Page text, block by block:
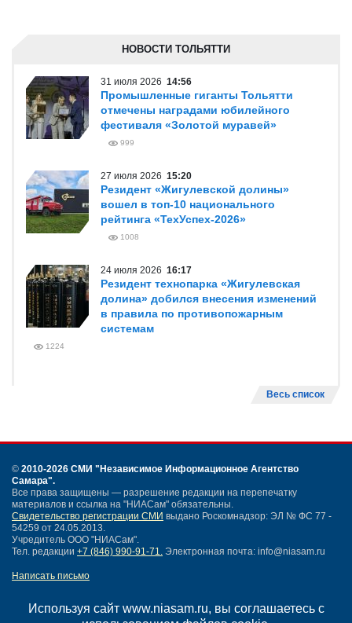
Используя сайт www.niasam.ru, вы соглашаетесь с
НОВОСТИ ТОЛЬЯТТИ
31 июля 2026 14:56
Промышленные гиганты Тольятти
отмечены наградами юбилейного
фестиваля «Золотой муравей»
999
27 июля 2026 15:20
Резидент «Жигулевской долины»
вошел в топ-10 национального
рейтинга «ТехУспех-2026»
1008
24 июля 2026 16:17
Резидент технопарка «Жигулевская
долина» добился внесения изменений
в правила по противопожарным
системам
1224
Весь список
© 2010-2026 СМИ "Независимое Информационное Агентство
Самара".
Все права защищены — разрешение редакции на перепечатку
материалов и ссылка на "НИАСам" обязательны.
Свидетельство регистрации СМИ выдано Роскомнадзор: ЭЛ № ФС 77 -
54259 от 24.05.2013.
Учредитель ООО "НИАСам".
Тел. редакции +7 (846) 990-91-71. Электронная почта: info@niasam.ru
Написать письмо
Нашли ошибку?